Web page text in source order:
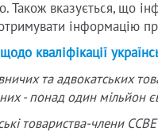
Також вказується, що
інформацію
кваліфікації
та адвокатських
- понад один мільйон
товариства-члени